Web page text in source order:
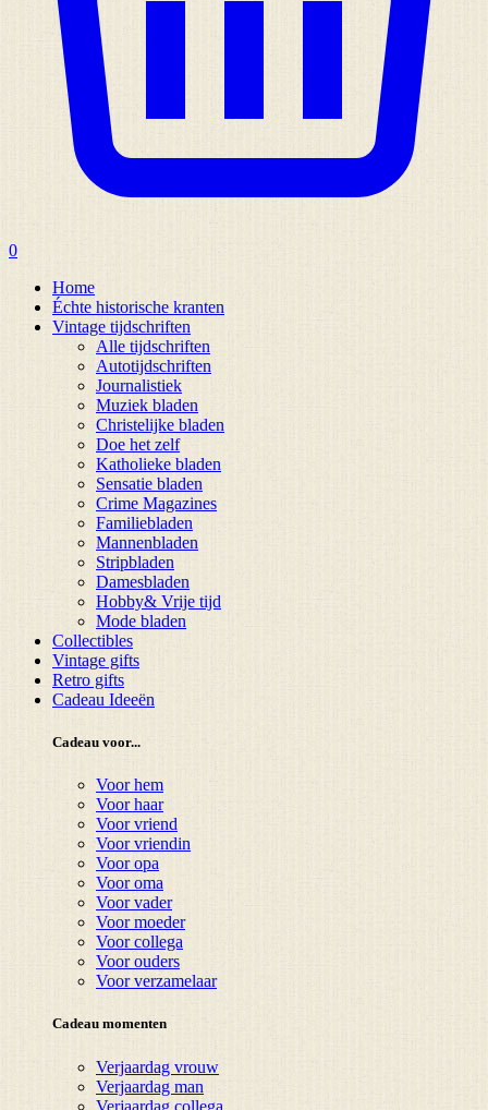
0
Home
Échte historische kranten
Vintage tijdschriften
Alle tijdschriften
Autotijdschriften
Journalistiek
Muziek bladen
Christelijke bladen
Doe het zelf
Katholieke bladen
Sensatie bladen
Crime Magazines
Familiebladen
Mannenbladen
Stripbladen
Damesbladen
Hobby& Vrije tijd
Mode bladen
Collectibles
Vintage gifts
Retro gifts
Cadeau Ideeën
Cadeau voor...
Voor hem
Voor haar
Voor vriend
Voor vriendin
Voor opa
Voor oma
Voor vader
Voor moeder
Voor collega
Voor ouders
Voor verzamelaar
Cadeau momenten
Verjaardag vrouw
Verjaardag man
Verjaardag collega